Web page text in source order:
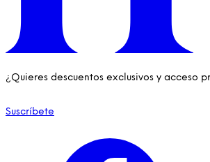
¿Quieres descuentos exclusivos y acceso
Suscríbete